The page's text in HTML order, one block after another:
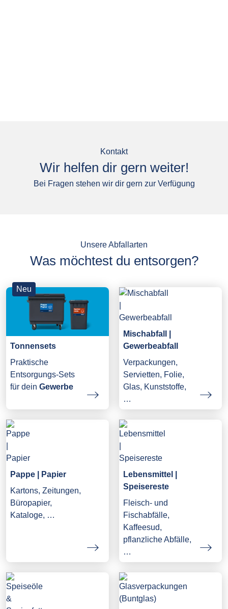
Kontakt
Wir helfen dir gern weiter!
Bei Fragen stehen wir dir gern zur Verfügung
Unsere Abfallarten
Was möchtest du entsorgen?
Neu
Tonnensets
Praktische
Entsorgungs-Sets
für dein Gewerbe
Mischabfall |
Gewerbeabfall
Verpackungen,
Servietten, Folie,
Glas, Kunststoffe,
…
Pappe | Papier
Kartons, Zeitungen,
Büropapier,
Kataloge, …
Lebensmittel |
Speisereste
Fleisch- und
Fischabfälle,
Kaffeesud,
pflanzliche Abfälle,
…